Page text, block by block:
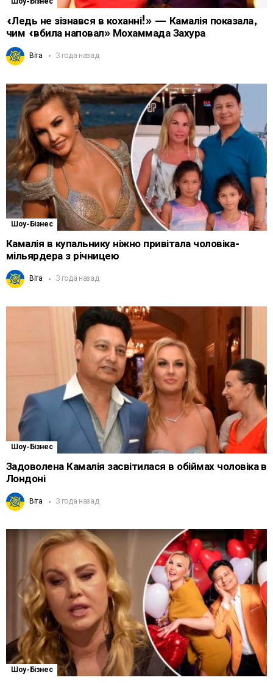
«Ледь не зізнався в коханні!» — Камалія показала,
чим «вбила наповал» Мохаммада Захура
Віта 3 года назад
Шоу-Бізнес
Камалія в купальнику ніжно привітала чоловіка-
мільярдера з річницею
Віта 3 года назад
Шоу-Бізнес
Задоволена Камалія засвітилася в обіймах чоловіка в
Лондоні
Віта 3 года назад
Шоу-Бізнес